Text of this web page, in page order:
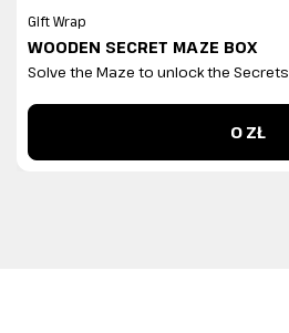
Gift Wrap
WOODEN SECRET MAZE BOX
Solve the Maze to unlock the Secrets
0 ZŁ